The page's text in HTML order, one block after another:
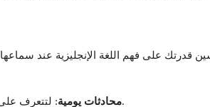
قدرتك على فهم اللغة الإنجليزية عند
محادثات يومية: لتتعرف على كيفية استخدام اللغة في الحياة اليومية مثل التسوق، التحدث مع الأصدقاء، والتعامل مع مواقف مختلفة.